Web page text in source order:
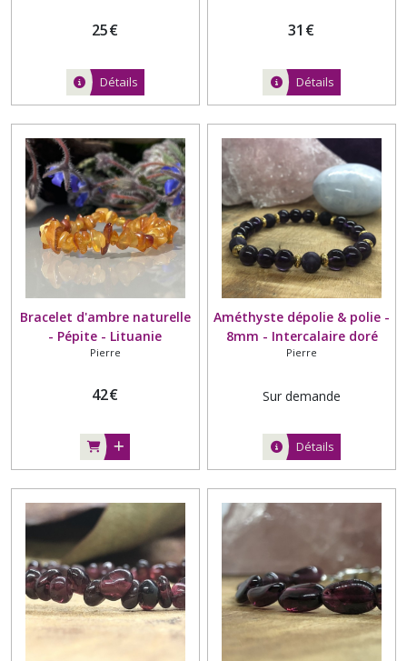
25€
Détails
de détoxification
31 €
Détails
Bracelet d'ambre naturelle
- Pépite - Lituanie
Pierre
42€
Améthyste dépolie & polie -
8mm - Intercalaire doré
Pierre
Sur demande
Détails